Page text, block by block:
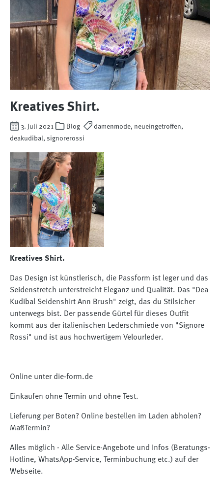
Kreatives Shirt.
3. Juli 2021 Blog
damenmode, neueingetroffen,
deakudibal, signorerossi
Kreatives Shirt.
Das Design ist künstlerisch, die Passform ist leger und das
Seidenstretch unterstreicht Eleganz und Qualität. Das "Dea
Kudibal Seidenshirt Ann Brush" zeigt, das du Stilsicher
unterwegs bist. Der passende Gürtel für dieses Outfit
kommt aus der italienischen Lederschmiede von "Signore
Rossi" und ist aus hochwertigem Velourleder.
Online unter die-form.de
Einkaufen ohne Termin und ohne Test.
Lieferung per Boten? Online bestellen im Laden abholen?
MaßTermin?
Alles möglich - Alle Service-Angebote und Infos (Beratungs-
Hotline, WhatsApp-Service, Terminbuchung etc.) auf der
Webseite.